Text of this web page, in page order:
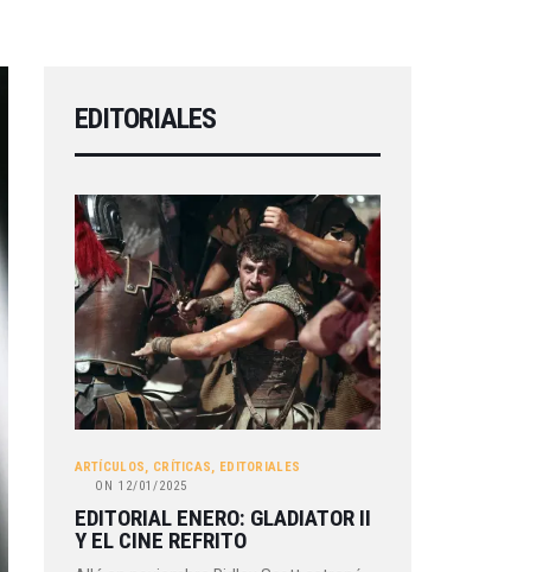
EDITORIALES
ARTÍCULOS CRÍTICAS
EDITORIALES
ON 12/01/2025
EDITORIAL ENERO: GLADIATOR II
Y EL CINE REFRITO